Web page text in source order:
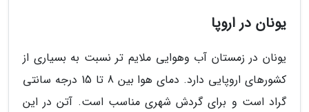
یونان در اروپا
یونان در زمستان آب وهوایی ملایم تر نسبت به بسیاری از
کشورهای اروپایی دارد. دمای هوا بین 8 تا 15 درجه سانتی
گراد است و برای گردش شهری مناسب است. آتن در این